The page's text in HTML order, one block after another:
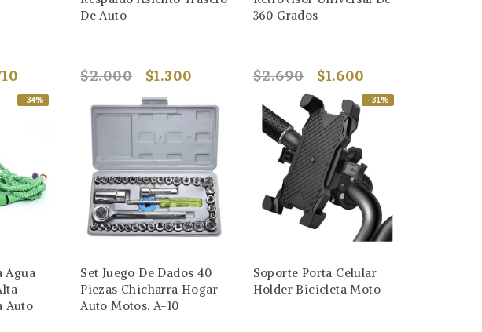
De Auto
$2.000 $1.300
360 Grados
$2.690 $1.600
-34%
Agua
Auto
Set Juego De Dados 40
Piezas Chicharra Hogar
Auto Motos. A-10
-31%
Soporte Porta Celular
Holder Bicicleta Moto